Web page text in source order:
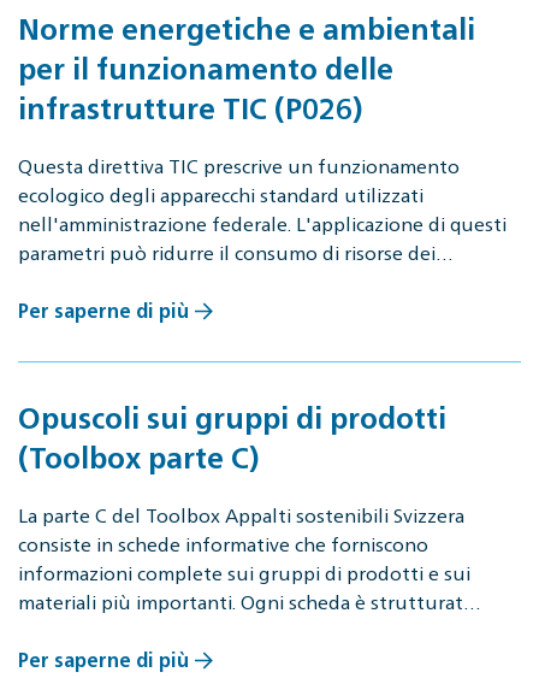
Norme energetiche e ambientali
per il funzionamento delle
infrastrutture TIC (P026)
Questa direttiva TIC prescrive un funzionamento
ecologico degli apparecchi standard utilizzati
nell'amministrazione federale. L'applicazione di questi
parametri può ridurre il consumo di risorse dei…
Per saperne di più
Opuscoli sui gruppi di prodotti
(Toolbox parte C)
La parte C del Toolbox Appalti sostenibili Svizzera
consiste in schede informative che forniscono
informazioni complete sui gruppi di prodotti e sui
materiali più importanti. Ogni scheda è strutturat…
Per saperne di più